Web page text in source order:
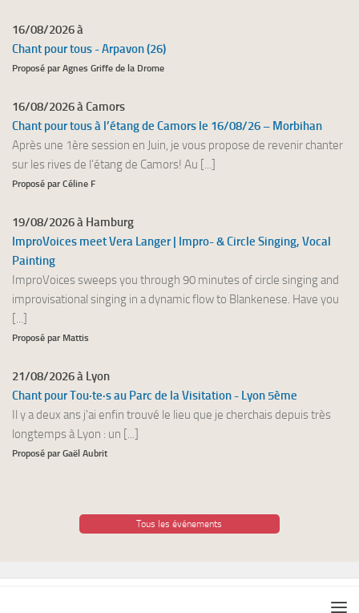
16/08/2026 à
Chant pour tous - Arpavon (26)
Proposé par Agnes Griffe de la Drome
16/08/2026 à Camors
Chant pour tous à l’étang de Camors le 16/08/26 – Morbihan
Après une 1ère session en Juin, je vous propose de revenir chanter
sur les rives de l’étang de Camors! Au [...]
Proposé par Céline F
19/08/2026 à Hamburg
ImproVoices meet Vera Langer | Impro- & Circle Singing, Vocal
Painting
ImproVoices sweeps you through 90 minutes of circle singing and
improvisational singing in a dynamic flow to Blankenese. Have you
[...]
Proposé par Mattis
21/08/2026 à Lyon
Chant pour Tou·te·s au Parc de la Visitation - Lyon 5ème
Il y a deux ans j'ai enfin trouvé le lieu que je cherchais depuis très
longtemps à Lyon : un [...]
Proposé par Gaël Aubrit
Tous les événements